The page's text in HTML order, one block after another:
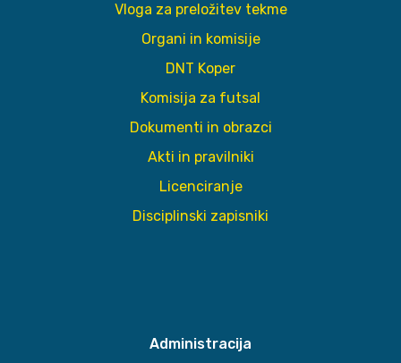
Vloga za preložitev tekme
Organi in komisije
DNT Koper
Komisija za futsal
Dokumenti in obrazci
Akti in pravilniki
Licenciranje
Disciplinski zapisniki
Administracija